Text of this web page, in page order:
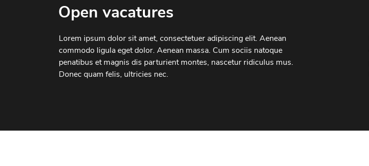
Open vacatures
Lorem ipsum dolor sit amet, consectetuer adipiscing elit. Aenean
commodo ligula eget dolor. Aenean massa. Cum sociis natoque
penatibus et magnis dis parturient montes, nascetur ridiculus mus.
Donec quam felis, ultricies nec.